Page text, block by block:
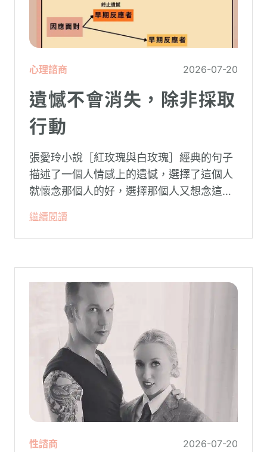
心理諮商 2026-07-20
遺憾不會消失，除非採取
行動
張愛玲小說［紅玫瑰與白玫瑰］經典的句子
描述了一個人情感上的遺憾，選擇了這個人
就懷念那個人的好，選擇那個人又想念這個
繼續閱讀
性諮商 2026-07-20